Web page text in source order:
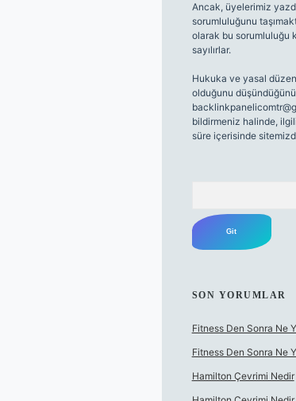
Ancak, üyelerimiz
sorumluluğunu
olarak bu sorumluluğu
sayılırlar.
Hukuka ve yasal
olduğunu
bildirmeniz halinde,
süre içerisinde
SON YORUMLAR
Fitness Den Sonra Ne
Fitness Den Sonra Ne
Hamilton Çevrimi Nedir